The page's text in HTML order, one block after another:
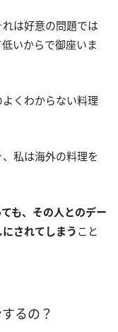
は好意の問題では
いからで御座いま
くわからない料理
私は海外の料理を
も、その人とのデー
されてしまう こと
るの？